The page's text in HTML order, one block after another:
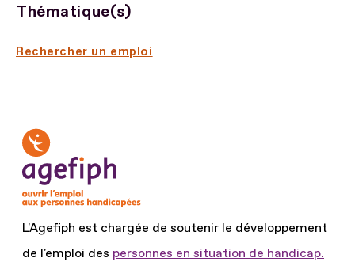
Thématique(s)
Rechercher un emploi
L'Agefiph est chargée de soutenir le développement
de l'emploi des personnes en situation de handicap.